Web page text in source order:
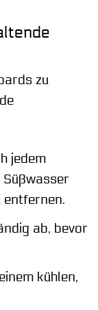
zu
jedem
entfernen.
ab, bevor
kühlen,